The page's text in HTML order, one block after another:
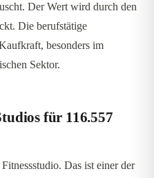
Der Wert wird durch den
Die berufstätige
besonders im
Sektor.
für 116.557
Das ist einer der